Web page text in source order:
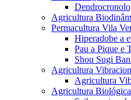
Agricultura
Permacultura Vila
Hiperadobe a
Pau a Pique e
Shou Sugi
Agricultura
Agricultura
Agricultura